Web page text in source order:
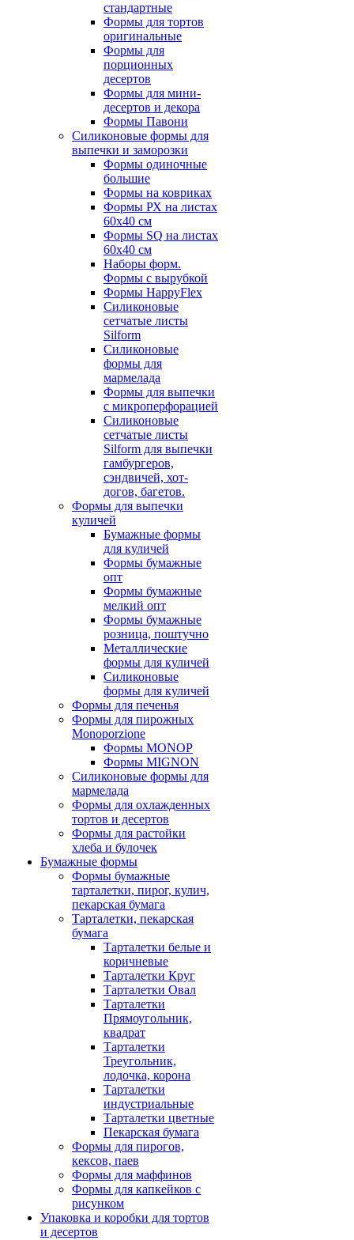
стандартные
Формы для тортов
оригинальные
Формы для
порционных
десертов
Формы для мини-
десертов и декора
Формы Павони
Силиконовые формы для
выпечки и заморозки
Формы одиночные
большие
Формы на ковриках
Формы РХ на листах
60х40 см
Формы SQ на листах
60х40 см
Наборы форм.
Формы с вырубкой
Формы HappyFlex
Силиконовые
сетчатые листы
Silform
Силиконовые
формы для
мармелада
Формы для выпечки
с микроперфорацией
Силиконовые
сетчатые листы
Silform для выпечки
гамбургеров,
сэндвичей, хот-
догов, багетов.
Формы для выпечки
куличей
Бумажные формы
для куличей
Формы бумажные
опт
Формы бумажные
мелкий опт
Формы бумажные
розница, поштучно
Металлические
формы для куличей
Силиконовые
формы для куличей
Формы для печенья
Формы для пирожных
Monoporzione
Формы MONOP
Формы MIGNON
Силиконовые формы для
мармелада
Формы для oхлажденных
тортов и десертов
Формы для растойки
хлеба и булочек
Бумажные формы
Формы бумажные
тарталетки, пирог, кулич,
пекарская бумага
Тарталетки, пекарская
бумага
Тарталетки белые и
коричневые
Тарталетки Круг
Тарталетки Овал
Тарталетки
Прямоугольник,
квадрат
Тарталетки
Треугольник,
лодочка, корона
Тарталетки
индустриальные
Тарталетки цветные
Пекарская бумага
Формы для пирогов,
кексов, паев
Формы для маффинов
Формы для капкейков с
рисунком
Упаковка и коробки для тортов
и десертов